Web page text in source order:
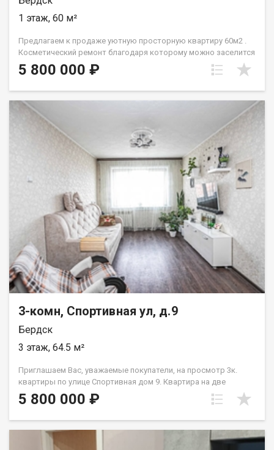
1 этаж, 60 м²
Предлагаем к продаже уютную просторную квартиру 60м2 .
Косметический ремонт благодаря которому можно заселится
и жить первое время. 3 Изолированные комнаты с видом из
окна на все стороны. Кухня площадью 8м2. В шаговой
транспортные остановки , магазины и спорт комплекс Зима-
Лето . Работая с нами вы получаете гарантию безопасной
сделки, ПОЛНОЕ ЮРИДИЧЕСКОЕ СОПРОВОЖДЕНИЕ, ПОМОШЬ
В ИПОТЕЧНОМ РЕШЕНИИ . Код пользователя: 195172 Номер в
5 800 000 ₽
3-комн, Спортивная ул, д.9
Бердск
3 этаж, 64.5 м²
Приглашаем Вас, уважаемые покупатели, на просмотр 3к.
квартиры по улице Спортивная дом 9. Квартира на две
стороны- обеспечивается хорошее проветривание, а также
солнце бывает поочередно с каждой стороны. КВАРТИРА:
- на полу линолеум, - застеклен и утеплены балкон и лоджия.
Стоит отметить, что комнаты имеют хорошую геометрию-
5 800 000 ₽